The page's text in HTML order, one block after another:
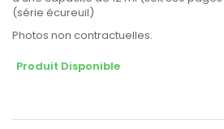
(série écureuil)
Photos non contractuelles.
Produit Disponible